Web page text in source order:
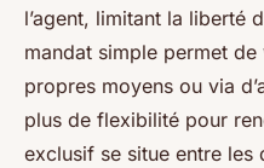
l’agent, limitant la liberté
mandat simple permet
propres moyens ou via
plus de flexibilité pour
exclusif se situe entre les